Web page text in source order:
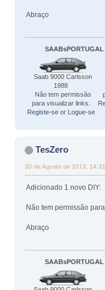
Abraço
Saab 9000 Carlsson
1988
Não tem permissão
para visualizar links.
Registe-seor Logue-se
TesZero
30 de Agosto de 2013, 14:31
Adicionado 1 novo DIY:
Não tem permissão
Abraço